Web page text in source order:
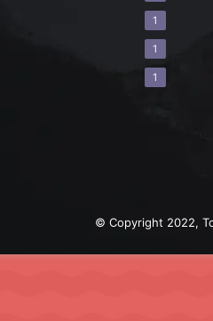
1
1
1
© Copyright 2022,